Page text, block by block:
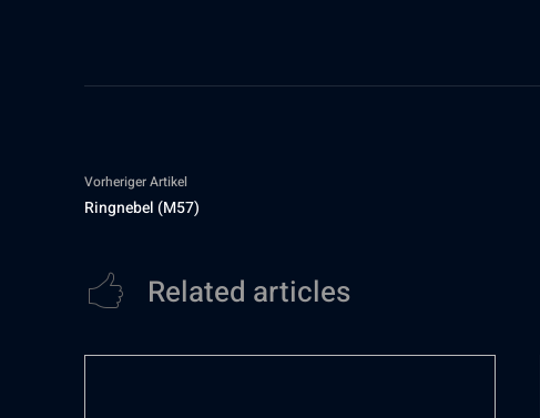
Vorheriger Artikel
Ringnebel (M57)
Related articles